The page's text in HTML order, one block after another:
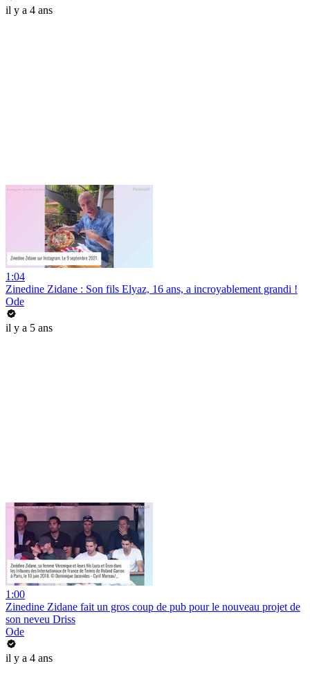
il y a 4 ans
1:04
Zinedine Zidane : Son fils Elyaz, 16 ans, a incroyablement grandi !
Ode
il y a 5 ans
1:00
Zinedine Zidane fait un gros coup de pub pour le nouveau projet de
son neveu Driss
Ode
il y a 4 ans